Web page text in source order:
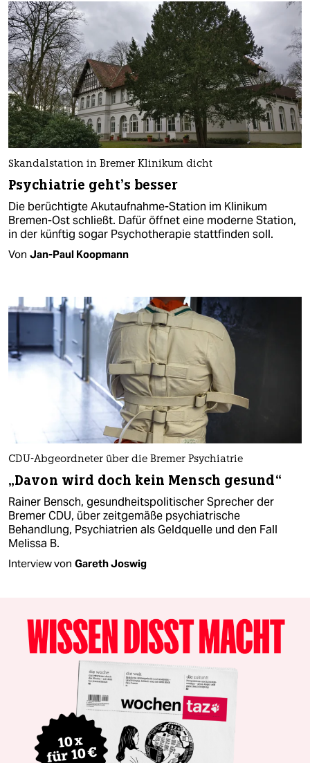
Skandalstation in Bremer Klinikum dicht
Psychiatrie geht’s besser
Die berüchtigte Akutaufnahme-Station im Klinikum
Bremen-Ost schließt. Dafür öffnet eine moderne Station,
in der künftig sogar Psychotherapie stattfinden soll.
Von Jan-Paul Koopmann
CDU-Abgeordneter über die Bremer Psychiatrie
„Davon wird doch kein Mensch gesund“
Rainer Bensch, gesundheitspolitischer Sprecher der
Bremer CDU, über zeitgemäße psychiatrische
Behandlung, Psychiatrien als Geldquelle und den Fall
Melissa B.
Interview von Gareth Joswig